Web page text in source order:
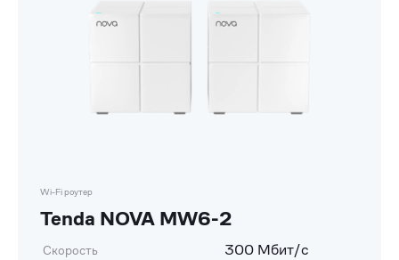
Wi-Fi роутер
Tenda NOVA MW6-2
Скорость 300 Мбит/с